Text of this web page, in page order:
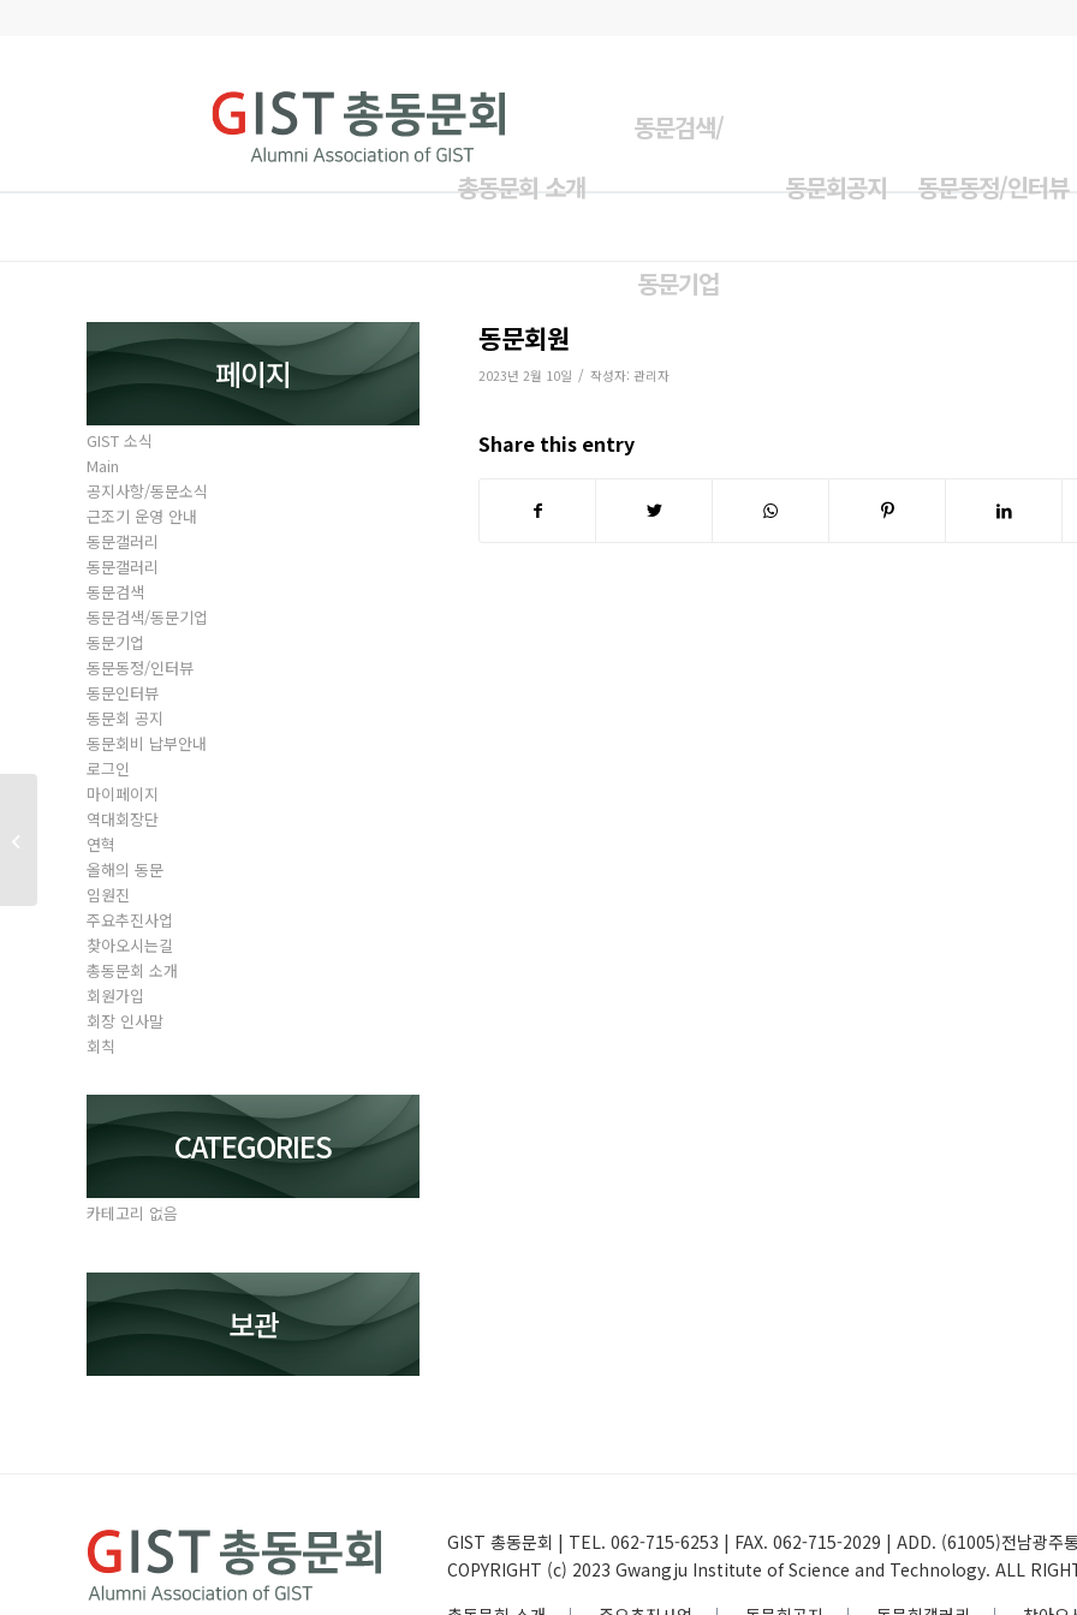
총동문회 소개
동문검색/
동문기업
동문회공지 동문동정/인터뷰
동문회원
2023년 2월 10일 / 작성자: 관리자
Share this entry
페이지
GIST 소식
Main
공지사항/동문소식
근조기 운영 안내
동문갤러리
동문갤러리
동문검색
동문검색/동문기업
동문기업
동문동정/인터뷰
동문인터뷰
동문회 공지
동문회비 납부안내
로그인
마이페이지
역대회장단
연혁
올해의 동문
임원진
주요추진사업
찾아오시는길
총동문회 소개
회원가입
회장 인사말
회칙
CATEGORIES
카테고리 없음
보관
GIST 총동문회 | TEL. 062-715-6253 | FAX. 062-715-2029 | ADD. (61005)전남광주
COPYRIGHT (c) 2023 Gwangju Institute of Science and Technology. ALL
일반회원